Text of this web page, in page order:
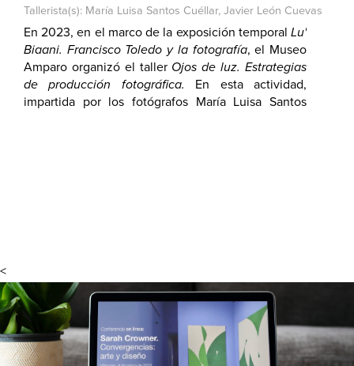
Tallerista(s): María Luisa Santos Cuéllar, Javier León Cuevas
En 2023, en el marco de la exposición temporal Lu'
Biaani. Francisco Toledo y la fotografía, el Museo
Amparo organizó el taller Ojos de luz. Estrategias
de producción fotográfica. En esta actividad,
impartida por los fotógrafos María Luisa Santos
<